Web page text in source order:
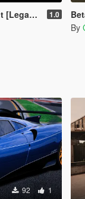
1.0
By
92 1